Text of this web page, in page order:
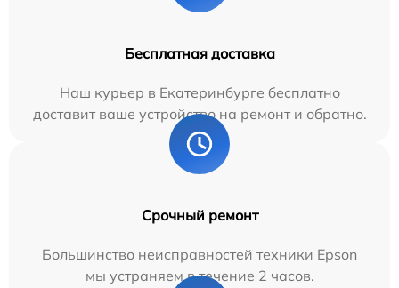
Бесплатная доставка
Наш курьер в Екатеринбурге бесплатно
доставит ваше устройство на ремонт и обратно.
Срочный ремонт
Большинство неисправностей техники Epson
мы устраняем в течение 2 часов.